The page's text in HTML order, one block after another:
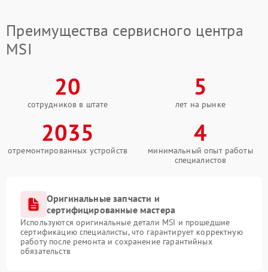
Преимущества сервисного центра
MSI
20
сотрудников в штате
5
лет на рынке
2035
отремонтированных устройств
4
минимальный опыт работы
специалистов
Оригинальные запчасти и
сертифицированные мастера
Используются оригинальные детали MSI и прошедшие
сертификацию специалисты, что гарантирует корректную
работу после ремонта и сохранение гарантийных
обязательств